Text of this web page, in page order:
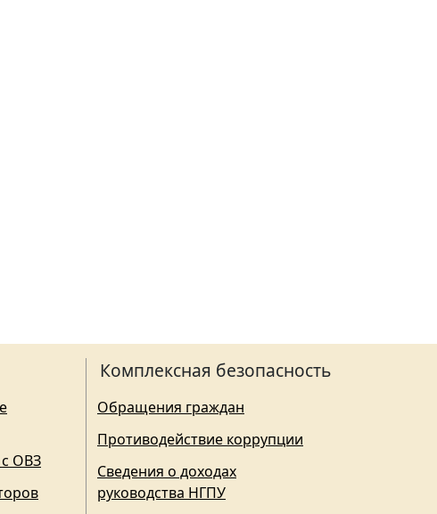
ОВЗ
Комплексная безопасность
Обращения граждан
Противодействие коррупции
Сведения о доходах
руководства НГПУ